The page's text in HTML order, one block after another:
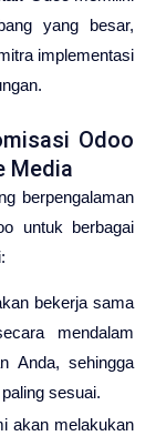
yang besar,
implementasi
Odoo
Media
berpengalaman
untuk berbagai
bekerja sama
mendalam
Anda, sehingga
sesuai.
akan melakukan